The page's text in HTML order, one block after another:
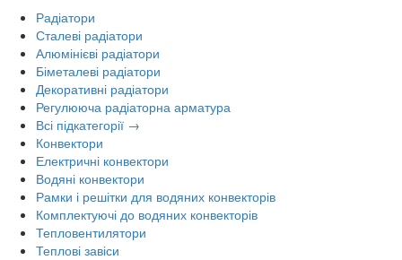
Радіатори
Сталеві радіатори
Алюмінієві радіатори
Біметалеві радіатори
Декоративні радіатори
Регулююча радіаторна арматура
Всі підкатегорії →
Конвектори
Електричні конвектори
Водяні конвектори
Рамки і решітки для водяних конвекторів
Комплектуючі до водяних конвекторів
Тепловентилятори
Теплові завіси